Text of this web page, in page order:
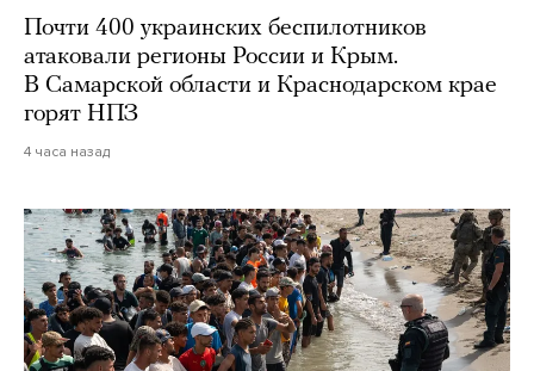
Почти 400 украинских беспилотников
атаковали регионы России и Крым.
В Самарской области и Краснодарском крае
горят НПЗ
4 часа назад